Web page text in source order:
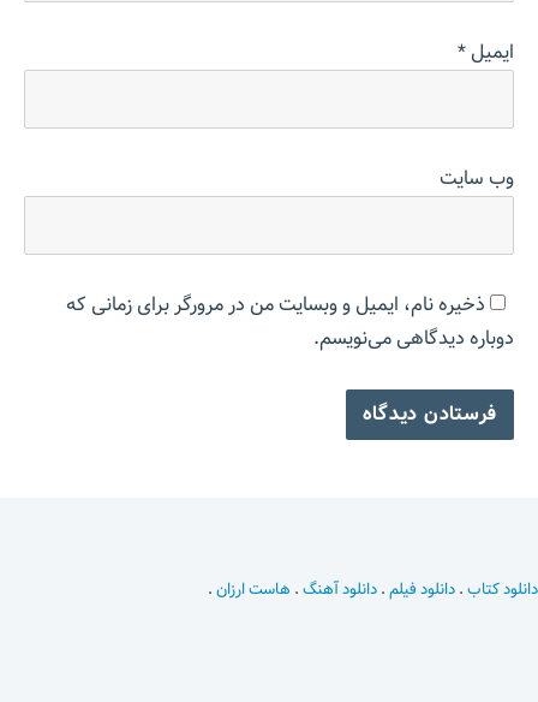
ایمیل*
وب‌ سایت
ذخیره نام، ایمیل و وبسایت من در مرورگر برای زمانی که
دوباره دیدگاهی می‌نویسم.
دانلود کتاب.دانلود فیلم.دانلود آهنگ. هاست ارزان.